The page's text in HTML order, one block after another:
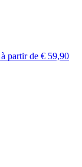
à partir de € 59,90